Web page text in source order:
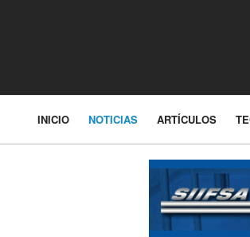
INICIO NOTICIAS ARTÍCULOS